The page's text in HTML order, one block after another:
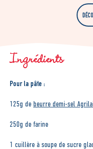
Ingrédients
Pour la pâte :
125g de beurre demi-sel
250g de farine
1 cuillère à soupe de sucre